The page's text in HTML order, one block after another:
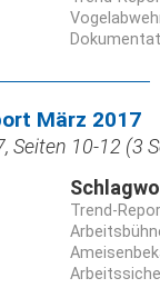
März 2017
Seiten 10-12 (3
Trend-